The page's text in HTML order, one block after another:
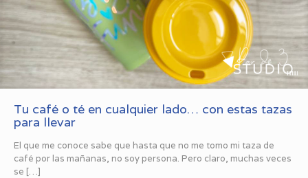
Tu café o té en cualquier lado… con estas tazas
para llevar
El que me conoce sabe que hasta que no me tomo mi taza de
café por las mañanas, no soy persona. Pero claro, muchas veces
se […]